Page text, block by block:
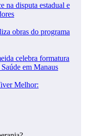
na disputa estadual e
obras do programa
celebra formatura
em Manaus
Melhor: